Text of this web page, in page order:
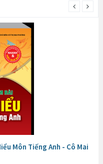
Môn Tiếng Anh - Cô Mai